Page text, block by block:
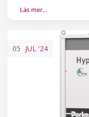
Läs mer…
05 JUL '24